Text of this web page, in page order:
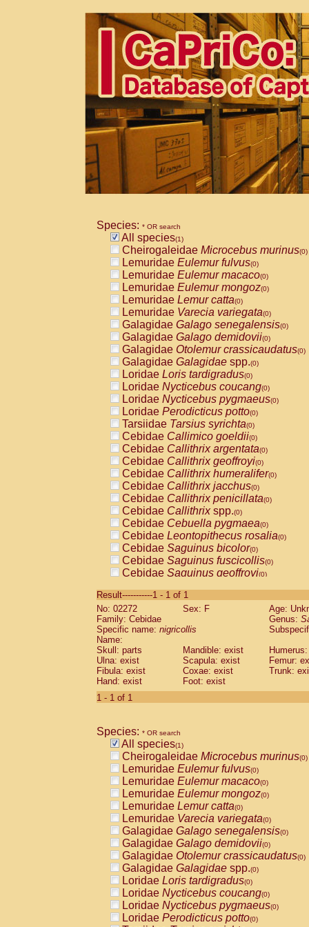
Species: * OR search
All species(1)
Cheirogaleidae Microcebus murinus(0)
Lemuridae Eulemur fulvus(0)
Lemuridae Eulemur macaco(0)
Lemuridae Eulemur mongoz(0)
Lemuridae Lemur catta(0)
Lemuridae Varecia variegata(0)
Galagidae Galago senegalensis(0)
Galagidae Galago demidovii(0)
Galagidae Otolemur crassicaudatus(0)
Galagidae Galagidae spp.(0)
Loridae Loris tardigradus(0)
Loridae Nycticebus coucang(0)
Loridae Nycticebus pygmaeus(0)
Loridae Perodicticus potto(0)
Tarsiidae Tarsius syrichta(0)
Cebidae Callimico goeldii(0)
Cebidae Callithrix argentata(0)
Cebidae Callithrix geoffroyi(0)
Cebidae Callithrix humeralifer(0)
Cebidae Callithrix jacchus(0)
Cebidae Callithrix penicillata(0)
Cebidae Callithrixspp.(0)
Cebidae Cebuella pygmaea(0)
Cebidae Leontopithecus rosalia(0)
Cebidae Saguinus bicolor(0)
Cebidae Saguinus fuscicollis(0)
Cebidae Saguinus geoffroyi(0)
CebidaeSaguinus labiatus(0)
Cebidae Saguinus leucopus (0)
Cebidae
CebidaeSaguinus mystax
Cebidae Saguinus nigricollis (1)
Cebidae Saguinus oedipus
Cebidae Saguinus weddelli
Cebidae Saguinusspp.
Cebidae
CebidaeCebus capucinus
CebidaeCebus nigrivittatus
CebidaeCebus spp.(0)
CebidaeSaimiri boliviensis(0)
CebidaeSaimiri sciureus(0)
AtelidaeAlouatta caraya(0)
AtelidaeAlouatta fusca(0)
AtelidaeAlouatta seniculus(0)
AtelidaeAlouattaspp.(0)
AtelidaeAteles belzebuth(0)
AtelidaeAteles geoffroyi(0)
AtelidaeAteles paniscus(0)
AtelidaeAtelesspp.(0)
AtelidaeLagothrix lagothricha(0)
AtelidaeLagothrix lagothricha cana
PitheciidaeCacajao calvus
Result-----------1 - 1 of 1
No: 02272
Sex: F
Age:
Family: Cebidae
Genus:
Specific name: nigricollis
Name:
Skull: parts
Mandible: exist
Ulna: exist
Scapula: exist
Femur:
Fibula: exist
Coxae: exist
Trunk:
Hand: exist
Foot: exist
1 - 1 of 1
Species: * OR search
All species(1)
Cheirogaleidae Microcebus murinus(0)
Lemuridae Eulemur fulvus(0)
Lemuridae Eulemur macaco(0)
Lemuridae Eulemur mongoz(0)
Lemuridae Lemur catta(0)
Lemuridae Varecia variegata(0)
Galagidae Galago senegalensis(0)
Galagidae Galago demidovii(0)
Galagidae Otolemur crassicaudatus(0)
Galagidae Galagidae spp.(0)
Loridae Loris tardigradus(0)
Loridae Nycticebus coucang(0)
Loridae Nycticebus pygmaeus(0)
Loridae Perodicticus potto(0)